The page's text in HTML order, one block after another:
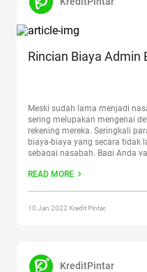
Rincian Biaya Admin
Meski sudah lama menjadi
sering melupakan mengenai
rekening mereka. Seringkali
biaya-biaya yang secara tidak
sebagai nasabah. Bagi Anda
Anda. Sebab, artikel ini akan
READ MORE
10 Jan 2022 Kredit Pintar.
KreditPintar